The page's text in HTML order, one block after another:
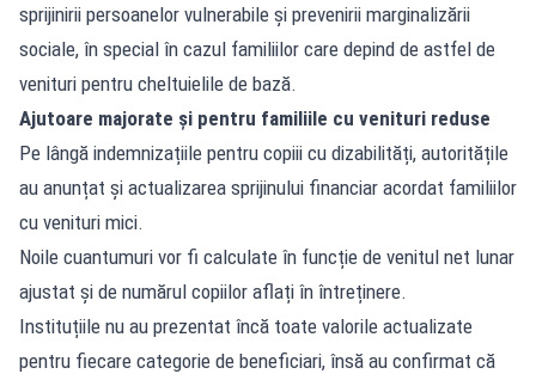
sprijinirii persoanelor vulnerabile și prevenirii marginalizării
sociale, în special în cazul familiilor care depind de astfel de
venituri pentru cheltuielile de bază.
Ajutoare majorate și pentru familiile cu venituri reduse
Pe lângă indemnizațiile pentru copiii cu dizabilități, autoritățile
au anunțat și actualizarea sprijinului financiar acordat familiilor
cu venituri mici.
Noile cuantumuri vor fi calculate în funcție de venitul net lunar
ajustat și de numărul copiilor aflați în întreținere.
Instituțiile nu au prezentat încă toate valorile actualizate
pentru fiecare categorie de beneficiari, însă au confirmat că